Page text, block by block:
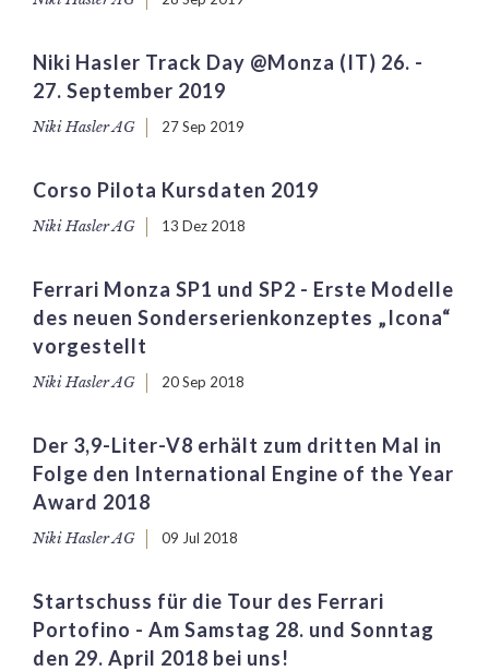
Niki Hasler Track Day @Monza (IT) 26. -
27. September 2019
Niki Hasler AG 27 Sep 2019
Corso Pilota Kursdaten 2019
Niki Hasler AG 13 Dez 2018
Ferrari Monza SP1 und SP2 - Erste Modelle
des neuen Sonderserienkonzeptes „Icona“
vorgestellt
Niki Hasler AG 20 Sep 2018
Der 3,9-Liter-V8 erhält zum dritten Mal in
Folge den International Engine of the Year
Award 2018
Niki Hasler AG 09 Jul 2018
Startschuss für die Tour des Ferrari
Portofino - Am Samstag 28. und Sonntag
den 29. April 2018 bei uns!